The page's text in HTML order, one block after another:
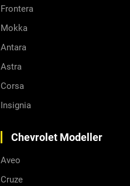
Frontera
Mokka
Antara
Astra
Corsa
Insignia
Chevrolet Modeller
Aveo
Cruze